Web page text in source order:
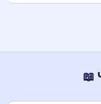
📖